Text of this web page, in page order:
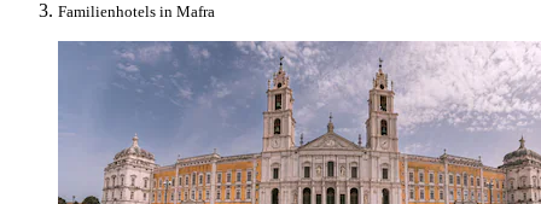
Familienhotels in Mafra